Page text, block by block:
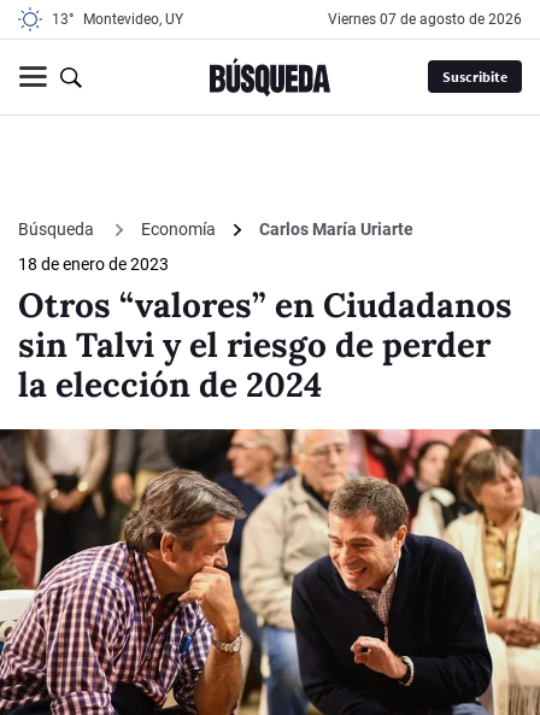
13° Montevideo, UY viernes 07 de agosto de 2026
Suscribite
Búsqueda Economía
Carlos María Uriarte
18 de enero de 2023
Otros “valores” en Ciudadanos
sin Talvi y el riesgo de perder
la elección de 2024